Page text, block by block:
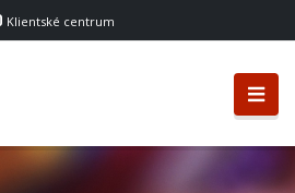
Klientské centrum